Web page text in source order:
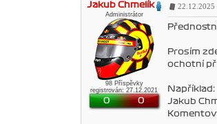
Jakub Chmelík
Administrátor
98 Příspěvky
registrován: 27.12.2021
0 0
22.12.2025
Prosím
ochotní
Například:
Jakub